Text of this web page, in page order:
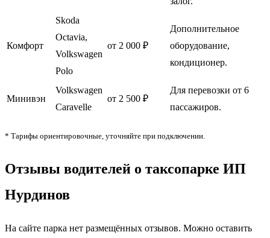
Комфорт
Skoda
Octavia,
Volkswagen
Polo
от 2 000 ₽
Дополнительное
оборудование,
кондиционер.
Минивэн
Volkswagen
Caravelle
от 2 500 ₽
Для перевозки от 6
пассажиров.
* Тарифы ориентировочные, уточняйте при подключении.
Отзывы водителей о таксопарке ИП
Нурдинов
На сайте парка нет размещённых отзывов. Можно оставить